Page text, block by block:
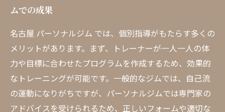
ムでの成果
名古屋 パーソナルジム では、個別指導がもたらす多くの
メリットがあります。まず、トレーナーが一人一人の体
力や目標に合わせたプログラムを作成するため、効果的
なトレーニングが可能です。一般的なジムでは、自己流
の運動になりがちですが、パーソナルジムでは専門家の
アドバイスを受けられるため、正しいフォームや適切な